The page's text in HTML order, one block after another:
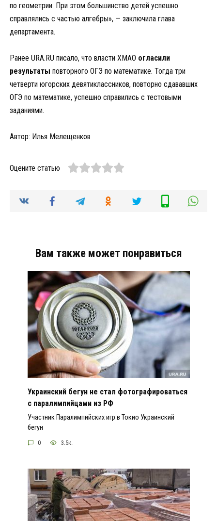
по геометрии. При этом большинство детей успешно
справлялись с частью алгебры», — заключила глава
департамента.
Ранее URA.RU писало, что власти ХМАО огласили
результаты повторного ОГЭ по математике. Тогда три
четверти югорских девятиклассников, повторно сдававших
ОГЭ по математике, успешно справились с тестовыми
заданиями.
Автор: Илья Мелещенков
Оцените статью
Вам также может понравиться
Украинский бегун не стал фотографироваться
с паралимпийцами из РФ
Участник Паралимпийских игр в Токио Украинский
бегун
0 3.5к.